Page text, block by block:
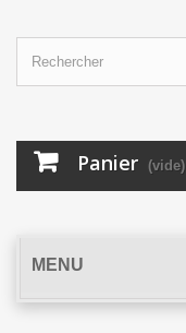
Panier (vide)
MENU